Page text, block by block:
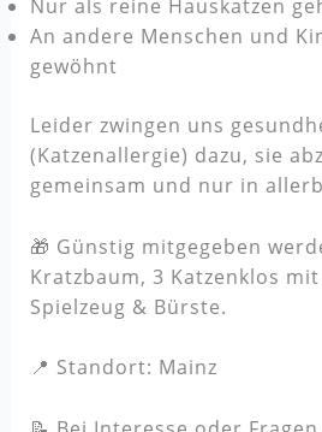
Nur als reine Hauskatzen
An andere Menschen und
gewöhnt
Leider zwingen uns
(Katzenallergie) dazu, sie
gemeinsam und nur in
🎁 Günstig mitgegeben
Kratzbaum, 3 Katzenklos
Spielzeug & Bürste.
📍 Standort: Mainz